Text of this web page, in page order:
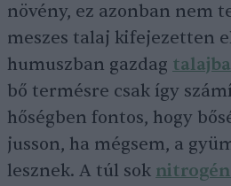
növény, ez azonban nem
meszes talaj kifejezetten
humuszban gazdag
bő termésre csak így
hőségben fontos, hogy
jusson, ha mégsem, a
lesznek. A túl sok